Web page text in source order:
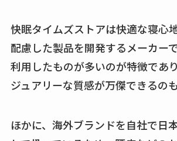
快眠タイムズストアは快適な寝心
配慮した製品を開発するメーカー
利用したものが多いのが特徴であ
ジュアリーな質感が万傑できるのも
ほかに、海外ブランドを自社で日